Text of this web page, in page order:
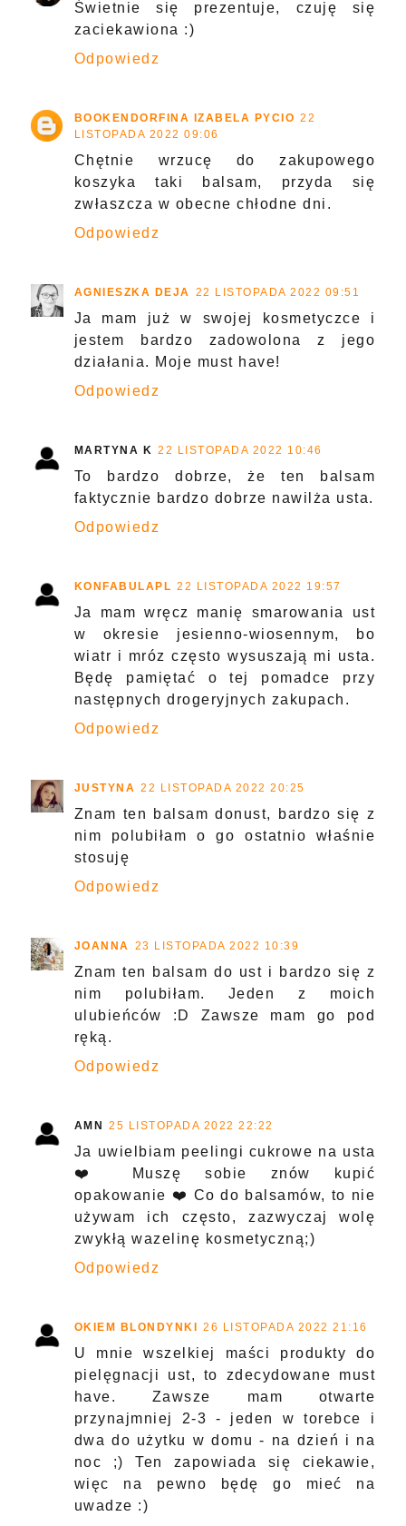
Świetnie się prezentuje, czuję się
zaciekawiona :)
Odpowiedz
BOOKENDORFINA IZABELA PYCIO 22
LISTOPADA 2022 09:06
Chętnie wrzucę do zakupowego
koszyka taki balsam, przyda się
zwłaszcza w obecne chłodne dni.
Odpowiedz
AGNIESZKA DEJA 22 LISTOPADA 2022 09:51
Ja mam już w swojej kosmetyczce i
jestem bardzo zadowolona z jego
działania. Moje must have!
Odpowiedz
MARTYNA K 22 LISTOPADA 2022 10:46
To bardzo dobrze, że ten balsam
faktycznie bardzo dobrze nawilża usta.
Odpowiedz
KONFABULAPL 22 LISTOPADA 2022 19:57
Ja mam wręcz manię smarowania ust
w okresie jesienno-wiosennym, bo
wiatr i mróz często wysuszają mi usta.
Będę pamiętać o tej pomadce przy
następnych drogeryjnych zakupach.
Odpowiedz
JUSTYNA 22 LISTOPADA 2022 20:25
Znam ten balsam donust, bardzo się z
nim polubiłam o go ostatnio właśnie
stosuję
Odpowiedz
JOANNA 23 LISTOPADA 2022 10:39
Znam ten balsam do ust i bardzo się z
nim polubiłam. Jeden z moich
ulubieńców :D Zawsze mam go pod
ręką.
Odpowiedz
AMN 25 LISTOPADA 2022 22:22
Ja uwielbiam peelingi cukrowe na usta
❤️ Muszę sobie znów kupić
opakowanie ❤️ Co do balsamów, to nie
używam ich często, zazwyczaj wolę
zwykłą wazelinę kosmetyczną;)
Odpowiedz
OKIEM BLONDYNKI 26 LISTOPADA 2022 21:16
U mnie wszelkiej maści produkty do
pielęgnacji ust, to zdecydowane must
have. Zawsze mam otwarte
przynajmniej 2-3 - jeden w torebce i
dwa do użytku w domu - na dzień i na
noc ;) Ten zapowiada się ciekawie,
więc na pewno będę go mieć na
uwadze :)